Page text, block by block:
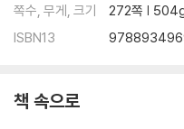
노동하는 인간의 모순과 역설
인간 존중 경영
나오며
쪽수, 무게, 크기
272쪽 |
ISBN13
책 속으로